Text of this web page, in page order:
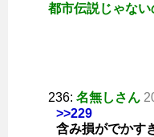
都市伝説じゃない
236: 名無しさん
>>229
含み損がでかす